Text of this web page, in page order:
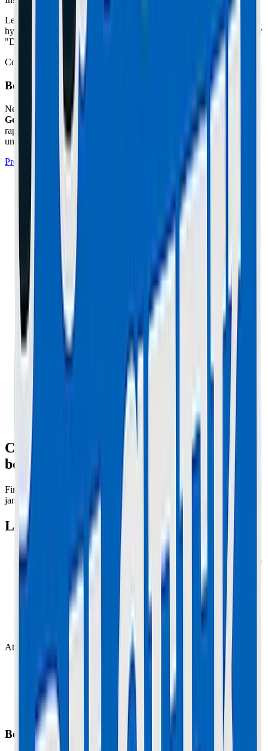
Le kit se fixe sur le châssis et sur le bras de suspension. Il freine
hydrauliquement les mouvements brusques du guidon. Réglez-le sur
"Dur" pour la vitesse, et "Mou" pour la ville.
Coût : environ 100-150€. Prix de votre sécurité à 60km/h.
Besoin d'un expert à Cannes ou Le Cannet ?
Ne prenez pas de risques avec votre matériel. L'atelier
Geek
situé à Cannes (06) prend en charge cette réparation
rapidement avec un diagnostic professionnel, des pièces certifiées et
une garantie de 1 an.
Prendre Rendez-vous à l'Atelier
Changer un pneu sur Vsett 10+ : Le
bonheur de la jante 'Split Rim'
Fini la galère des pneus Xiaomi qu'on fait bouillir. Sur la Vsett, la
jante s'ouvre en deux. C'est du génie.
Le Tuto Express
Démontez la roue :
Débranchez le câble moteur (attention, il
passe parfois dans le bras) et dévissez les écrous d'axe (Clé 19
Vérifiez qu'il n'y a plus d'air.
Ouvrez la jante :
Retirez les 6 vis Allen qui tiennent les deux
flasques de jante ensemble.
tombent tout seuls.
Attention au remontage :
Ne pincez pas la chambre à air entre les deux demi-jantes !
Gonflez-la un tout petit peu pour qu'elle prenne sa forme.
Mettez du FREIN FILET sur les vis de jante. Si elles se
desserrent en roulant, la roue s'ouvre !
Respectez le sens de rotation du pneu (flèche sur le flanc).
Besoin d'un expert à Cannes ou Le Cannet ?